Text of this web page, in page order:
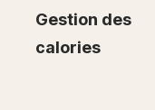
Gestion des
calories